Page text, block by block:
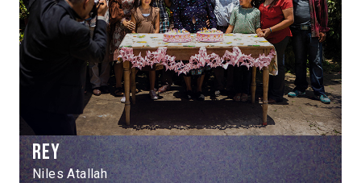
Rey
Niles Atallah